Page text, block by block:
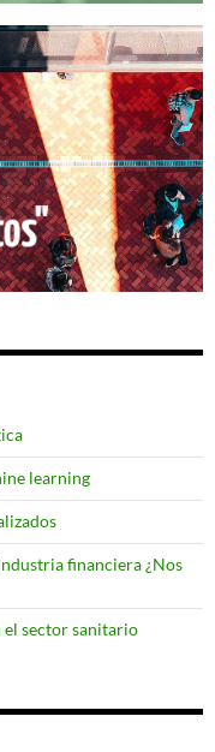
learning
financiera ¿Nos
el sector sanitario